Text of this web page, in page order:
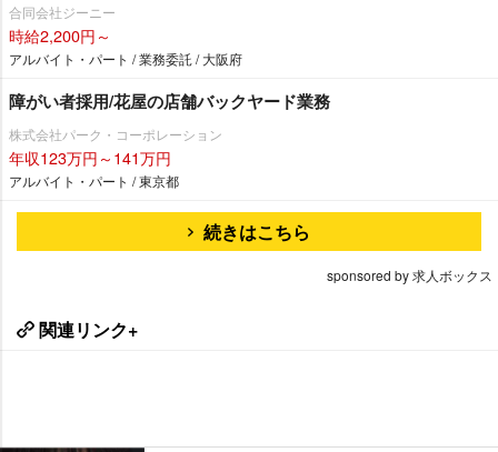
合同会社ジーニー
時給2,200円～
アルバイト・パート / 業務委託 / 大阪府
障がい者採用/花屋の店舗バックヤード業務
株式会社パーク・コーポレーション
年収123万円～141万円
アルバイト・パート / 東京都
続きはこちら
sponsored by 求人ボックス
関連リンク+